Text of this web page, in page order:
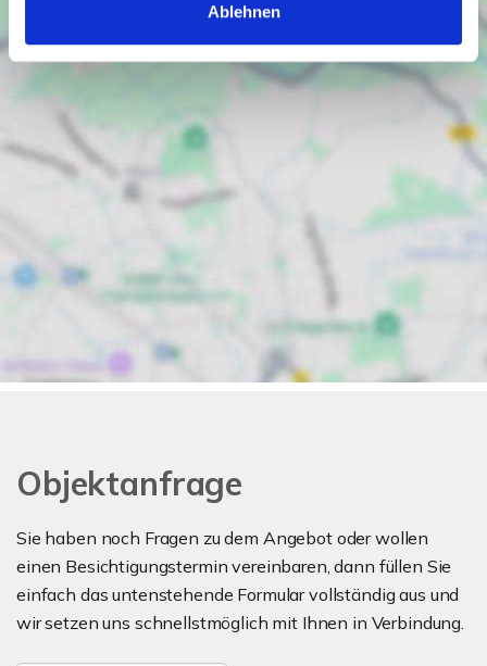
Ablehnen
Objektanfrage
Sie haben noch Fragen zu dem Angebot oder wollen
einen Besichtigungstermin vereinbaren, dann füllen Sie
einfach das untenstehende Formular vollständig aus und
wir setzen uns schnellstmöglich mit Ihnen in Verbindung.